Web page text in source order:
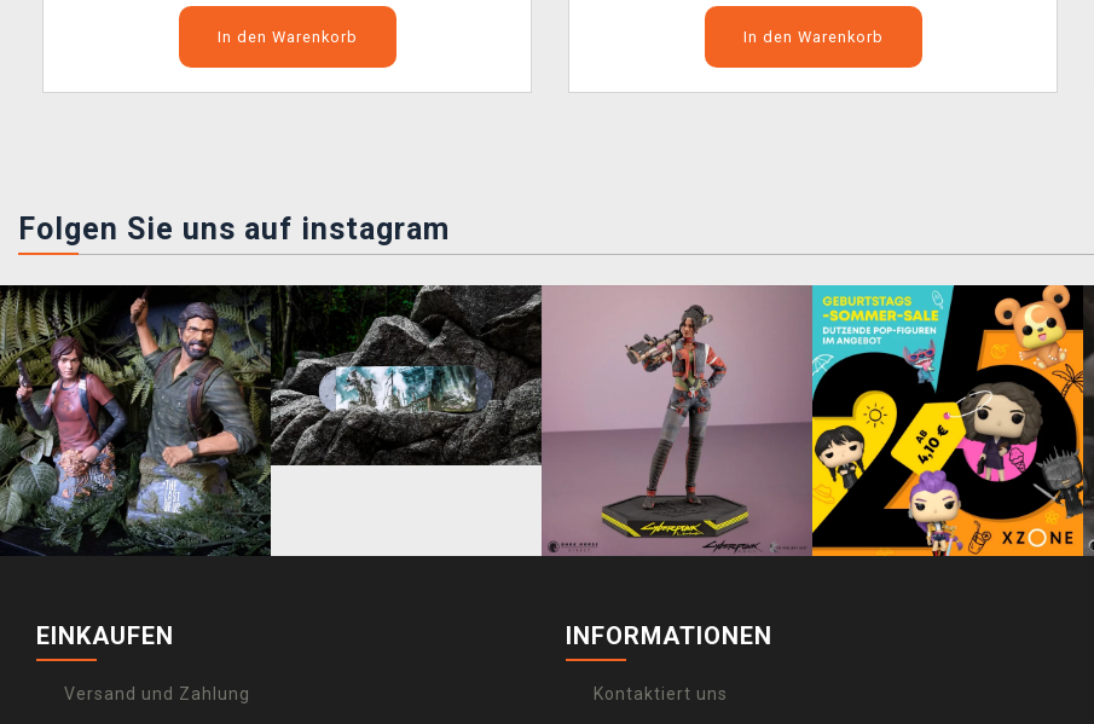
In den Warenkorb In den Warenkorb
Folgen Sie uns auf instagram
EINKAUFEN
Versand und Zahlung
INFORMATIONEN
Kontaktiert uns